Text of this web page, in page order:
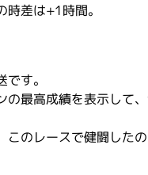
差は+1時間。
す。
の最高成績を表示して
このレースで健闘した